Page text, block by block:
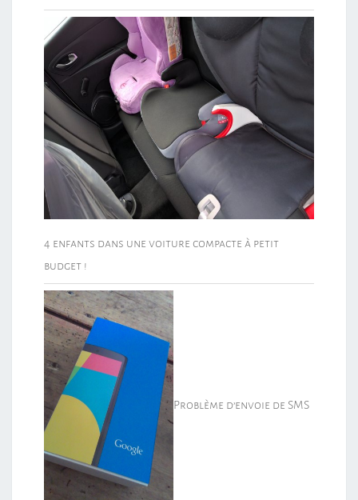
4 enfants dans une voiture compacte à petit
budget !
Problème d’envoie de SMS